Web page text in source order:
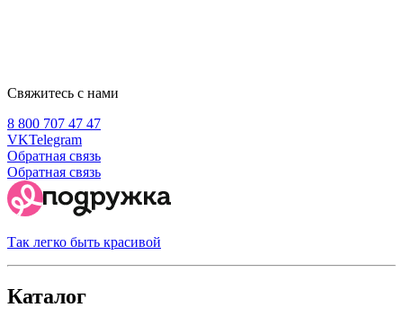
Свяжитесь с нами
8 800 707 47 47
VKTelegram
Обратная связь
Обратная связь
Так легко быть красивой
Каталог